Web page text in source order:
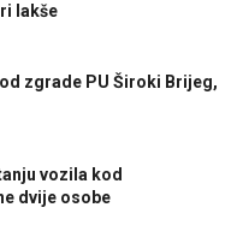
lakše
zgrade PU Široki Brijeg,
vozila kod
dvije osobe